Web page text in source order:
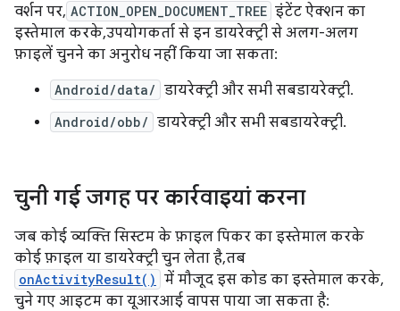
वर्शन पर, ACTION_OPEN_DOCUMENT_TREE इंटेंट ऐक्शन का
इस्तेमाल करके, उपयोगकर्ता से इन डायरेक्ट्री से अलग-अलग
फ़ाइलें चुनने का अनुरोध नहीं किया जा सकता:
Android/data/ डायरेक्ट्री और सभी सबडायरेक्ट्री.
Android/obb/ डायरेक्ट्री और सभी सबडायरेक्ट्री.
चुनी गई जगह पर कार्रवाइयां करना
जब कोई व्यक्ति सिस्टम के फ़ाइल पिकर का इस्तेमाल करके
कोई फ़ाइल या डायरेक्ट्री चुन लेता है, तब
onActivityResult() में मौजूद इस कोड का इस्तेमाल करके,
चुने गए आइटम का यूआरआई वापस पाया जा सकता है: